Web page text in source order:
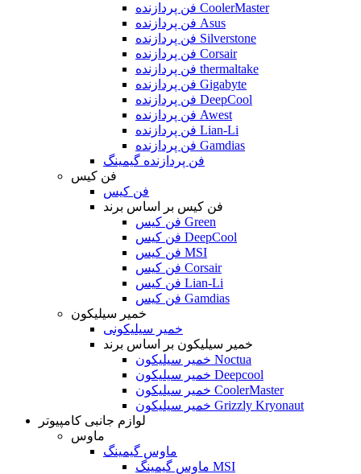
فن پردازنده CoolerMaster
فن پردازنده Asus
فن پردازنده Silverstone
فن پردازنده Corsair
فن پردازنده thermaltake
فن پردازنده Gigabyte
فن پردازنده DeepCool
فن پردازنده Awest
فن پردازنده Lian-Li
فن پردازنده Gamdias
فن پردازنده گیمینگ
فن کیس
فن کیس
فن کیس بر اساس برند
فن کیس Green
فن کیس DeepCool
فن کیس MSI
فن کیس Corsair
فن کیس Lian-Li
فن کیس Gamdias
خمیر سیلیکون
خمیر سیلیکونی
خمیر سیلیکون بر اساس برند
خمیر سیلیکون Noctua
خمیر سیلیکون Deepcool
خمیر سیلیکون CoolerMaster
خمیر سیلیکون Grizzly Kryonaut
لوازم جانبی کامپیوتر
ماوس
ماوس گیمینگ
ماوس گیمینگ MSI